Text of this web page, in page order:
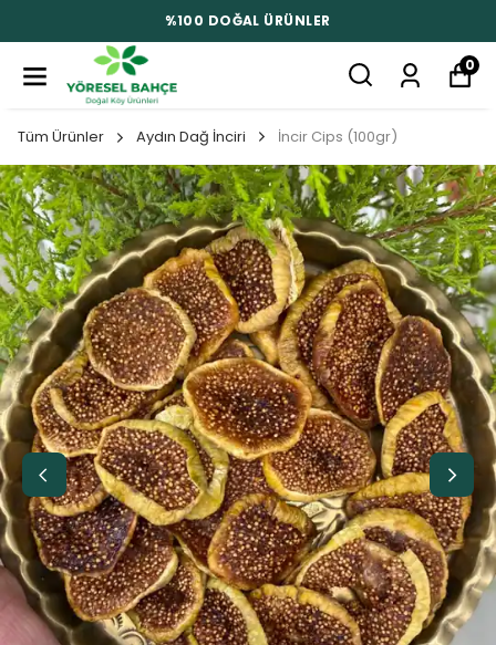
%100 DOĞAL ÜRÜNLER
0
Tüm Ürünler Aydın Dağ İnciri İncir Cips (100gr)